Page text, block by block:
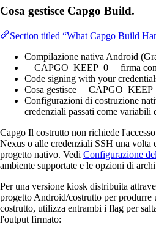
Cosa gestisce Capgo Build.
Section titled “What Capgo Build
Compilazione nativa Android
__CAPGO_KEEP_0__ firma
Code signing with your
Cosa gestisce
Configurazioni di costruzione
credenziali passati come variabili
Capgo Il costrutto non richiede
Nexus o alle credenziali SSH una volta
progetto nativo. Vedi Configurazione
ambiente supportate e le opzioni di
Per una versione kiosk distribuita
progetto Android/costrutto per
costrutto, utilizza entrambi i flag per
l'output firmato: